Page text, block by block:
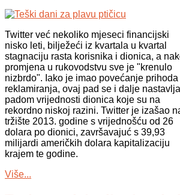
Twitter već nekoliko mjeseci financijski
nisko leti, bilježeći iz kvartala u kvartal
stagnaciju rasta korisnika i dionica, a
promjena u rukovodstvu sve je "krenulo
nizbrdo". Iako je imao povećanje prihoda
reklamiranja, ovaj pad se i dalje
padom vrijednosti dionica koje su na
rekordno niskoj razini. Twitter je izašao
tržište 2013. godine s vrijednošću od 26
dolara po dionici, završavajuć s 39,93
milijardi američkih dolara kapitalizaciju
krajem te godine.
Više...